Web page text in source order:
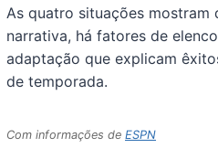
As quatro situações mostram
narrativa, há fatores de
adaptação que explicam
de temporada.
Com informações deESPN